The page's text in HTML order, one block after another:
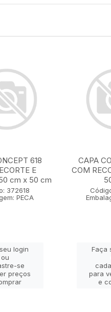
618
E
cm x 50 cm
372618
PECA
login
ou
se
preços
CAPA
COM
Faça
para
e